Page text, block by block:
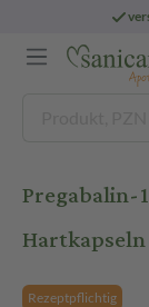
Pregabalin-
Hartkapseln
Rezeptpflichtig